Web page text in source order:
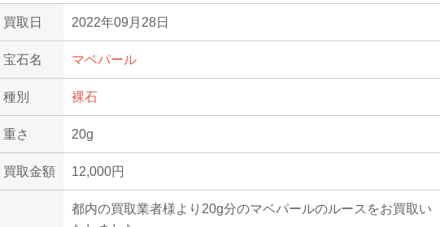
買取日 2022年09月28日
宝石名 マベパール
種別 裸石
重さ 20g
買取金額 12,000円
都内の買取業者様より20g分のマベパールのルースをお買取い